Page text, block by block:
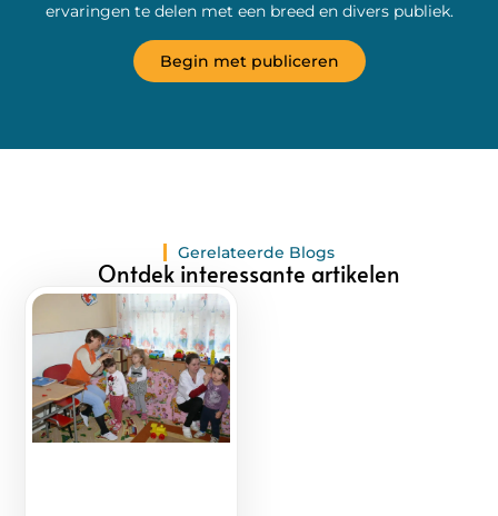
ervaringen te delen met een breed en divers publiek.
Begin met publiceren
Gerelateerde Blogs
Ontdek interessante artikelen